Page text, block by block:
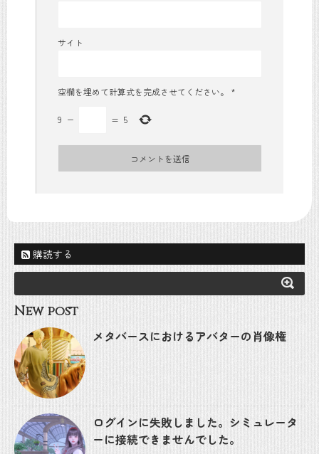
サイト
空欄を埋めて計算式を完成させてください。 *
9 − = 5
購読する
New post
メタバースにおけるアバターの肖像権
ログインに失敗しました。シミュレータ
ーに接続できませんでした。